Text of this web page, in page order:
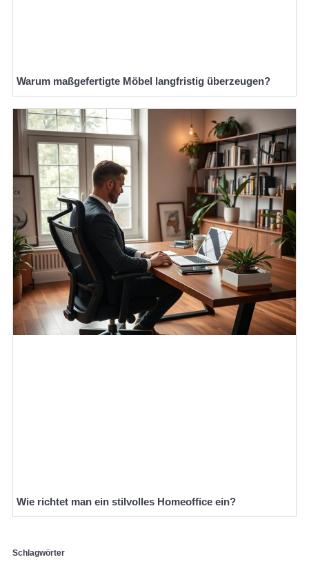
Warum maßgefertigte Möbel langfristig überzeugen?
Wie richtet man ein stilvolles Homeoffice ein?
Schlagwörter